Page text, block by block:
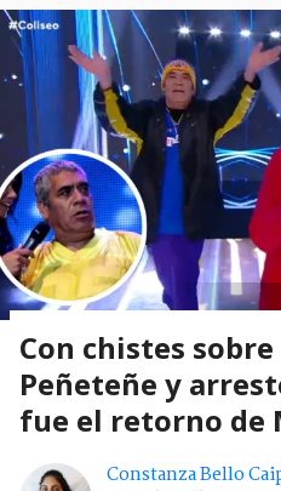
Con chistes
Peñeteñe y
fue el retorno de
Constanza Bello